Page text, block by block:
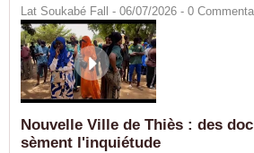
Lat Soukabé Fall - 06/07/2026 - 0
Nouvelle Ville de Thiès : des
sèment l'inquiétude